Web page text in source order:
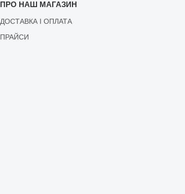
ПРО НАШ МАГАЗИН
ДОСТАВКА І ОПЛАТА
ПРАЙСИ